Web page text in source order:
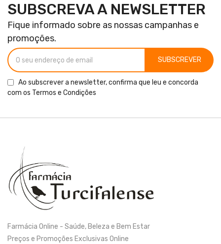
SUBSCREVA A NEWSLETTER
Fique informado sobre as nossas campanhas e
promoções.
SUBSCREVER
Ao subscrever a newsletter, confirma que leu e concorda
com os Termos e Condições
Farmácia Online - Saúde, Beleza e Bem Estar
Preços e Promoções Exclusivas Online